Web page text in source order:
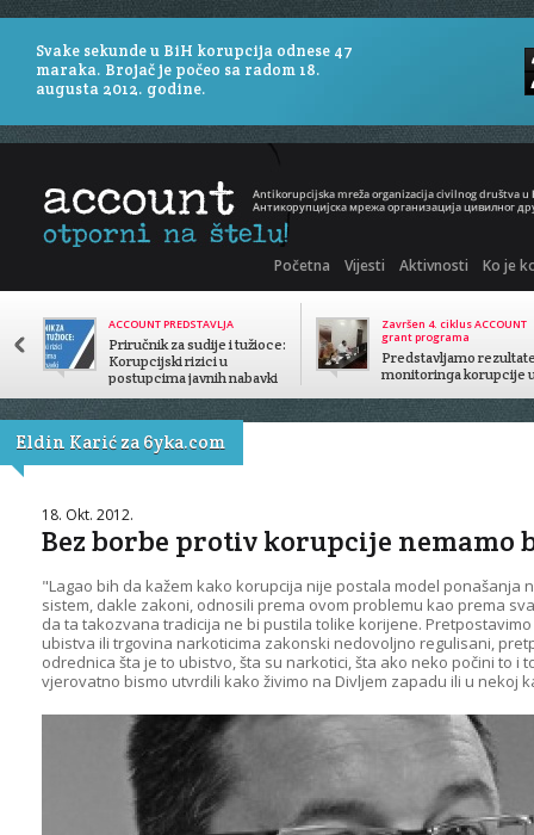
Svake sekunde u BiH korupcija odnese 47
maraka. Brojač je počeo sa radom 18.
augusta 2012. godine.
Početna Vijesti Aktivnosti Ko je
ACCOUNT PREDSTAVLJA
Priručnik za sudije i tužioce:
Korupcijski rizici u
postupcima javnih nabavki
Završen 4. ciklus ACCOUNT
grant programa
Predstavljamo
monitoringa korupcije
Eldin Karić za 6yka.com
18. Okt. 2012.
Bez borbe protiv korupcije nemamo
"Lagao bih da kažem kako korupcija nije postala model ponašanja
sistem, dakle zakoni, odnosili prema ovom problemu kao prema
da ta takozvana tradicija ne bi pustila tolike korijene.
ubistva ili trgovina narkoticima zakonski nedovoljno regulisani,
odrednica šta je to ubistvo, šta su narkotici, šta ako neko počini to i
vjerovatno bismo utvrdili kako živimo na Divljem zapadu ili u nekoj